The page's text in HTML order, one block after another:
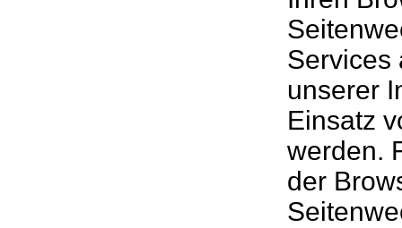
Services
unserer
Einsatz
werden.
der